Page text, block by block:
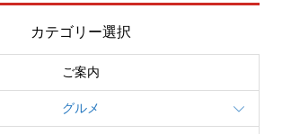
カテゴリー選択
ご案内
グルメ